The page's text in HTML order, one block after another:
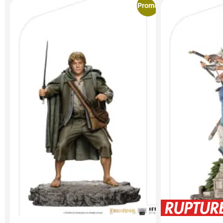
Promo